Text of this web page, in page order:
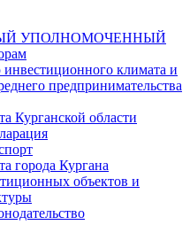
УПОЛНОМОЧЕННЫЙ
климата и
предпринимательства
Курганской области
города Кургана
объектов и